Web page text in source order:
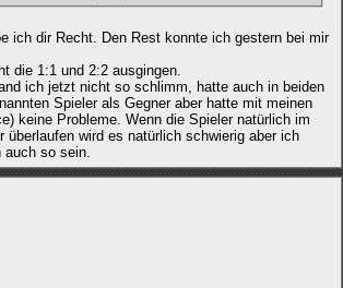
ich dir Recht. Den Rest konnte ich gestern bei mir
die 1:1 und 2:2 ausgingen.
ich jetzt nicht so schlimm, hatte auch in beiden
Spieler als Gegner aber hatte mit meinen
keine Probleme. Wenn die Spieler natürlich im
überlaufen wird es natürlich schwierig aber ich
auch so sein.